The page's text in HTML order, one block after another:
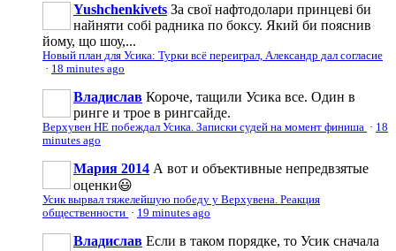
Yushchenkivets За свої нафтодолари принцеві би
найняти собі радника по боксу. Який би пояснив
йому, що шоу,...
Новый план для Усика: Турки всё переиграл, Александр дал согласие
· 18 minutes ago
Владислав Короче, тащили Усика все. Один в
ринге и трое в рингсайде.
Верхувен НЕ побеждал Усика. Записки судей на момент финиша · 18
minutes ago
Мария 2014 А вот и объективные непредвзятые
оценки😃
Усик вырвал тяжелейшую победу у Верхувена. Реакция
общественности · 19 minutes ago
Владислав Если в таком порядке, то Усик сначала